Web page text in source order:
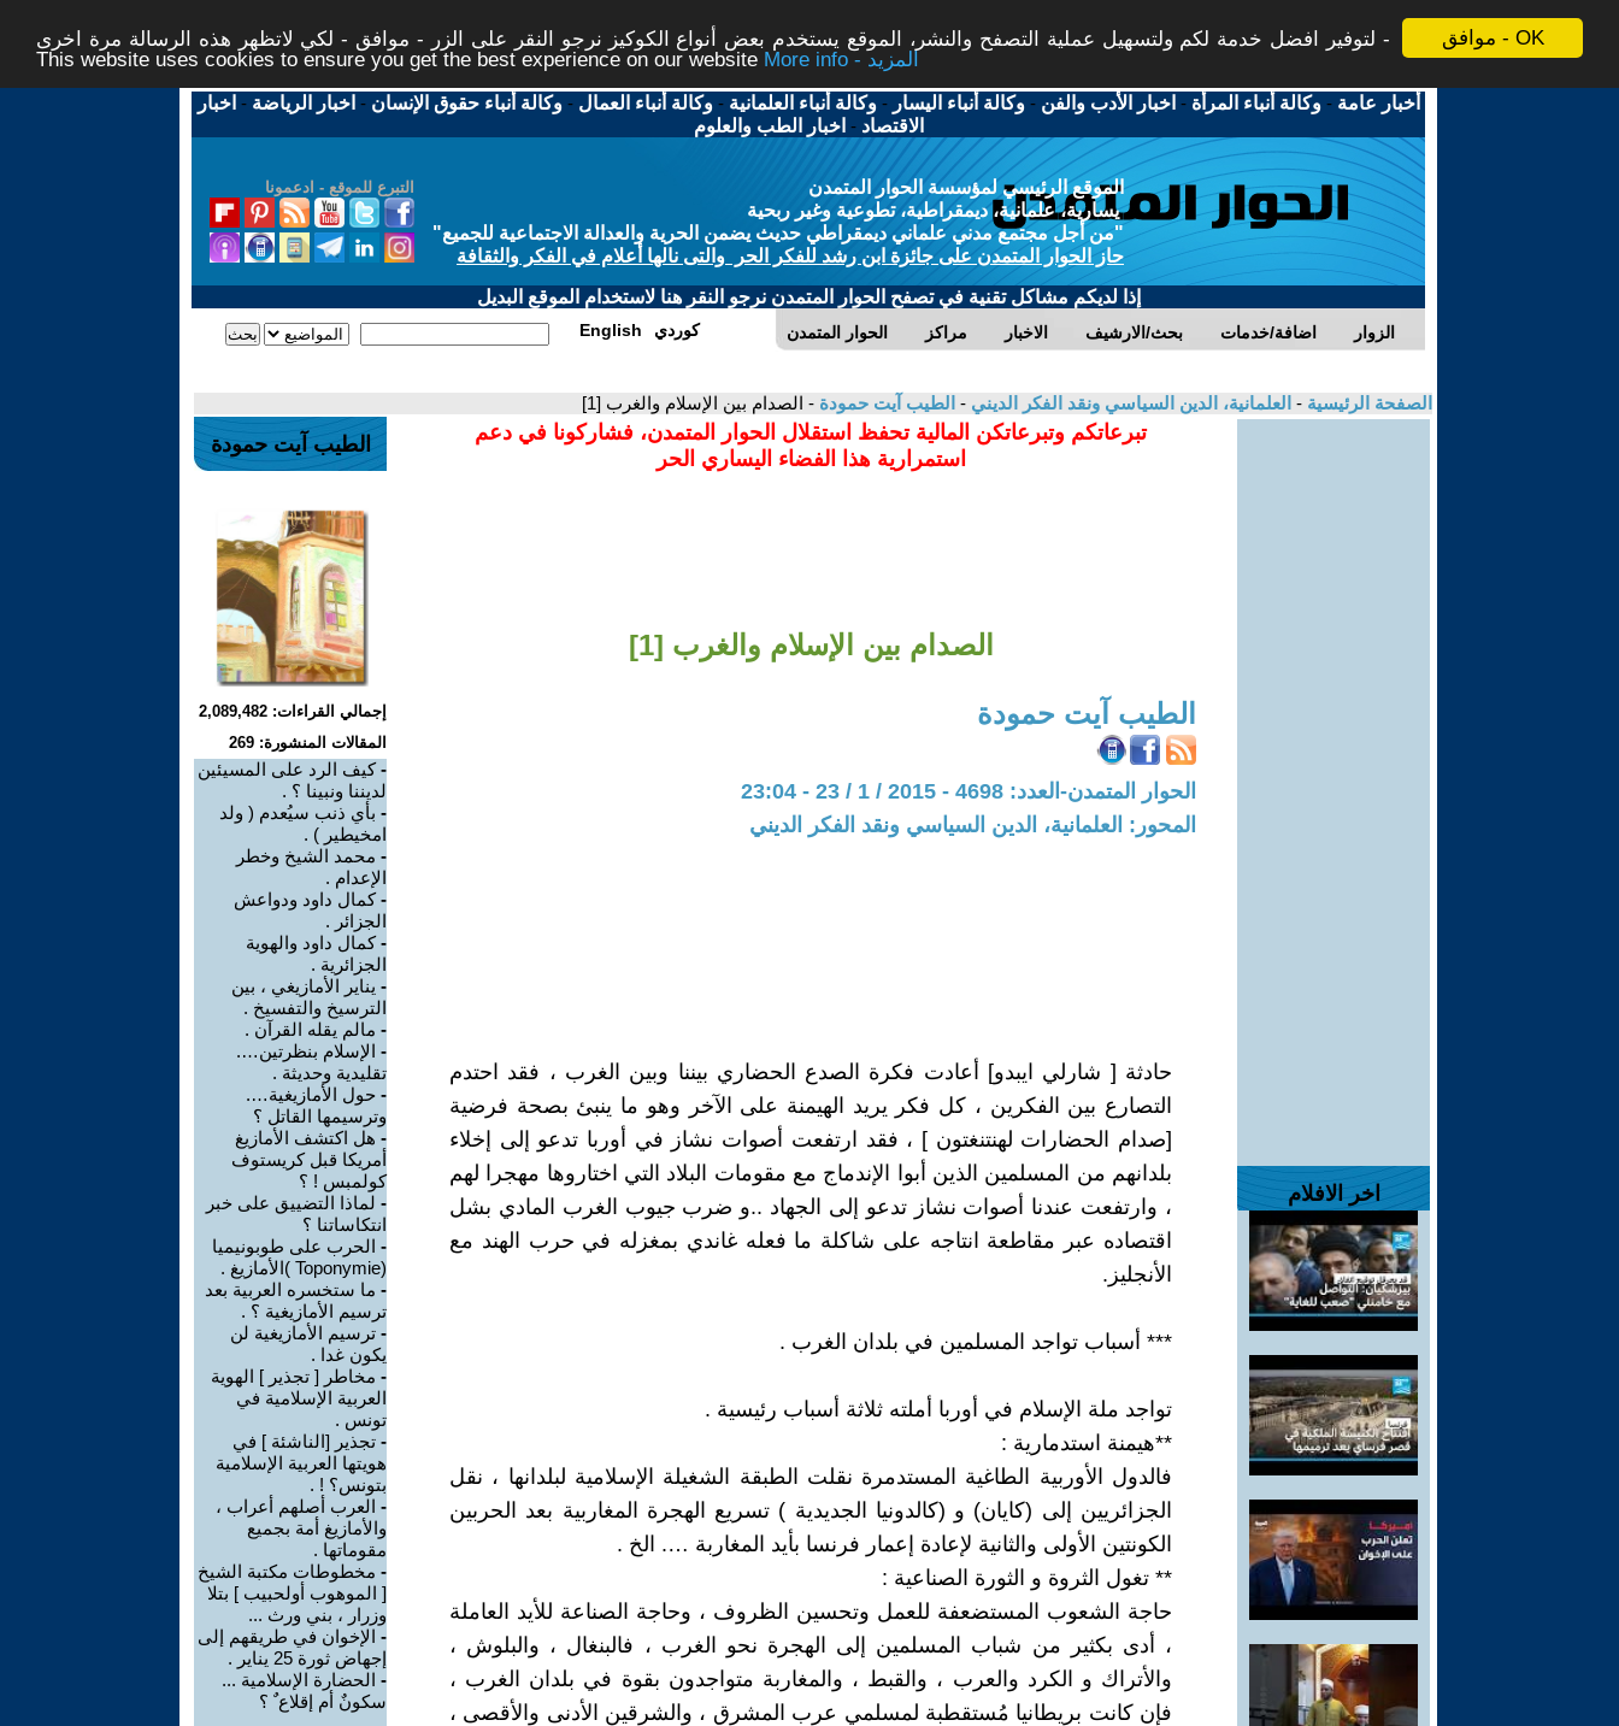
موافق - OK
لتوفير افضل خدمة لكم ولتسهيل عملية التصفح والنشر، الموقع يستخدم بعض أنواع الكوكيز نرجو النقر على الزر - موافق - لكي لاتظهر هذه الرسالة مرة اخرى -
This website uses cookies to ensure you get the best experience on our website
More info - المزيد
أخبار عامة -وكالة أنباء المرأة - اخبار الأدب والفن -وكالة أنباء اليسار -وكالة أنباء العلمانية -وكالة أنباء العمال -وكالة أنباء حقوق الإنسان - اخبار الرياضة - اخبار
الاقتصاد - اخبار الطب والعلوم
التبرع للموقع - ادعمونا
الموقع الرئيسي لمؤسسة الحوار المتمدن
يسارية، علمانية، ديمقراطية، تطوعية وغير ربحية
"من أجل مجتمع مدني علماني ديمقراطي حديث يضمن الحرية والعدالة الاجتماعية للجميع"
حاز الحوار المتمدن على جائزة ابن رشد للفكر الحر والتى نالها أعلام في الفكر والثقافة
إذا لديكم مشاكل تقنية في تصفح الحوار المتمدن نرجو النقر هنا لاستخدام الموقع البديل
الحوار المتمدن مراكز الاخبار بحث/الارشيف اضافة/خدمات الزوار English كوردي
الصفحة الرئيسية - العلمانية، الدين السياسي ونقد الفكر الديني - الطيب آيت حمودة - الصدام بين الإسلام والغرب [1]
اخر الافلام
تبرعاتكم وتبرعاتكن المالية تحفظ استقلال الحوار المتمدن، فشاركونا في دعم
استمرارية هذا الفضاء اليساري الحر
الصدام بين الإسلام والغرب [1]
الطيب آيت حمودة
الحوار المتمدن-العدد: 4698 - 2015 / 1 / 23 - 23:04
المحور: العلمانية، الدين السياسي ونقد الفكر الديني
حادثة [ شارلي ايبدو] أعادت فكرة الصدع الحضاري بيننا وبين الغرب ، فقد احتدم
التصارع بين الفكرين ، كل فكر يريد الهيمنة على الآخر وهو ما ينبئ بصحة فرضية
[صدام الحضارات لهنتنغتون ] ، فقد ارتفعت أصوات نشاز في أوربا تدعو إلى إخلاء
بلدانهم من المسلمين الذين أبوا الإندماج مع مقومات البلاد التي اختاروها مهجرا لهم
، وارتفعت عندنا أصوات نشاز تدعو إلى الجهاد ..و ضرب جيوب الغرب المادي بشل
اقتصاده عبر مقاطعة انتاجه على شاكلة ما فعله غاندي بمغزله في حرب الهند مع
الأنجليز.
*** أسباب تواجد المسلمين في بلدان الغرب .
تواجد ملة الإسلام في أوربا أملته ثلاثة أسباب رئيسية .
**هيمنة استدمارية :
فالدول الأوربية الطاغية المستدمرة نقلت الطبقة الشغيلة الإسلامية لبلدانها ، نقل
الجزائريين إلى (كايان) و (كالدونيا الجديدية ) تسريع الهجرة المغاربية بعد الحربين
الكونتين الأولى والثانية لإعادة إعمار فرنسا بأيد المغاربة …. الخ .
** تغول الثروة و الثورة الصناعية :
حاجة الشعوب المستضعفة للعمل وتحسين الظروف ، وحاجة الصناعة للأيد العاملة
، أدى بكثير من شباب المسلمين إلى الهجرة نحو الغرب ، فالبنغال ، والبلوش ،
والأتراك و الكرد والعرب ، والقبط ، والمغاربة متواجدون بقوة في بلدان الغرب ،
فإن كانت بريطانيا مُستقطبة لمسلمي عرب المشرق ، والشرقين الأدنى والأقصى ،
الطيب آيت حمودة
إجمالي القراءات: 2,089,482
المقالات المنشورة: 269
-كيف الرد على المسيئين
لديننا ونبينا ؟ .
- بأي ذنب سيُعدم ( ولد
امخيطير ) .
- محمد الشيخ وخطر
الإعدام .
-كمال داود ودواعش
الجزائر .
-كمال داود والهوية
الجزائرية .
- يناير الأمازيغي ، بين
الترسيخ والتفسيخ .
- مالم يقله القرآن .
- الإسلام بنظرتين….
تقليدية وحديثة .
- حول الأمازيغية….
وترسيمها القاتل ؟
- هل اكتشف الأمازيغ
أمريكا قبل كريستوف
كولمبس ! ؟
- لماذا التضييق على خبر
انتكاساتنا ؟
- الحرب على طوبونيميا
(Toponymie )الأمازيغ .
- ما ستخسره العربية بعد
ترسيم الأمازيغية ؟ .
- ترسيم الأمازيغية لن
يكون غدا .
- مخاطر [ تجذير ] الهوية
العربية الإسلامية في
تونس .
- تجذير [الناشئة ] في
هويتها العربية الإسلامية
بتونس؟ ! .
- العرب أصلهم أعراب ،
والأمازيغ أمة بجميع
مقوماتها .
- مخطوطات مكتبة الشيخ
[ الموهوب أولحبيب ] بتلا
وزرار ، بني ورث ...
- الإخوان في طريقهم إلى
إجهاض ثورة 25 يناير .
- الحضارة الإسلامية ...
سكونٌ أم إقلاع ٌ ؟